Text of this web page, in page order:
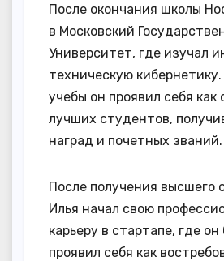
После окончания школы
в Московский
Университет, где изучал
техническую
учебы он проявил себя как
лучших студентов,
наград и почетных званий.
После получения высшего
Илья начал свою
карьеру в стартапе, где
проявил себя как